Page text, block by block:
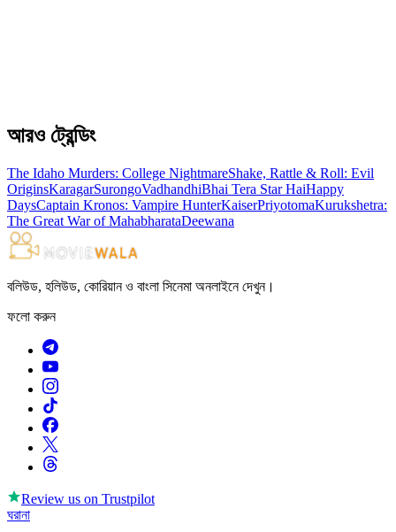
আরও ট্রেন্ডিং
The Idaho Murders: College NightmareShake, Rattle & Roll: Evil
OriginsKaragarSurongoVadhandhiBhai Tera Star HaiHappy
DaysCaptain Kronos: Vampire HunterKaiserPriyotomaKurukshetra:
The Great War of MahabharataDeewana
বলিউড, হলিউড, কোরিয়ান ও বাংলা সিনেমা অনলাইনে দেখুন।
ফলো করুন
Review us on Trustpilot
ঘরানা